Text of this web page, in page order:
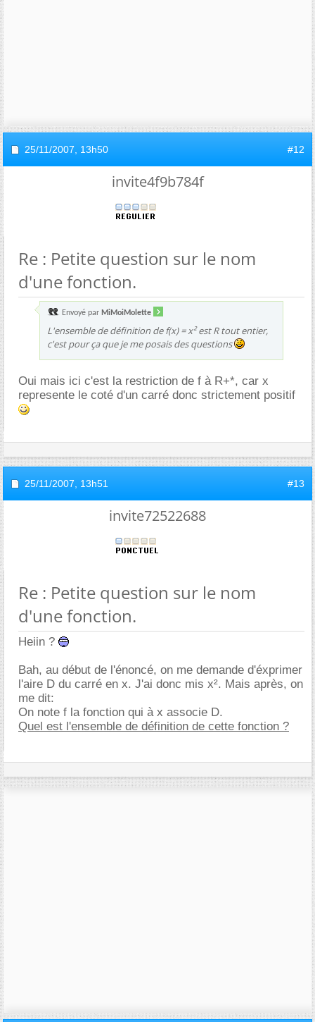
25/11/2007, 13h50 #12
invite4f9b784f
Re : Petite question sur le nom
d'une fonction.
Envoyé par MiMoiMolette
L'ensemble de définition de f(x) = x² est R tout entier,
c'est pour ça que je me posais des questions
Oui mais ici c'est la restriction de f à R+*, car x
represente le coté d'un carré donc strictement positif
25/11/2007, 13h51 #13
invite72522688
Re : Petite question sur le nom
d'une fonction.
Heiin ?
Bah, au début de l'énoncé, on me demande d'éxprimer
l'aire D du carré en x. J'ai donc mis x². Mais après, on
me dit:
On note f la fonction qui à x associe D.
Quel est l'ensemble de définition de cette fonction ?